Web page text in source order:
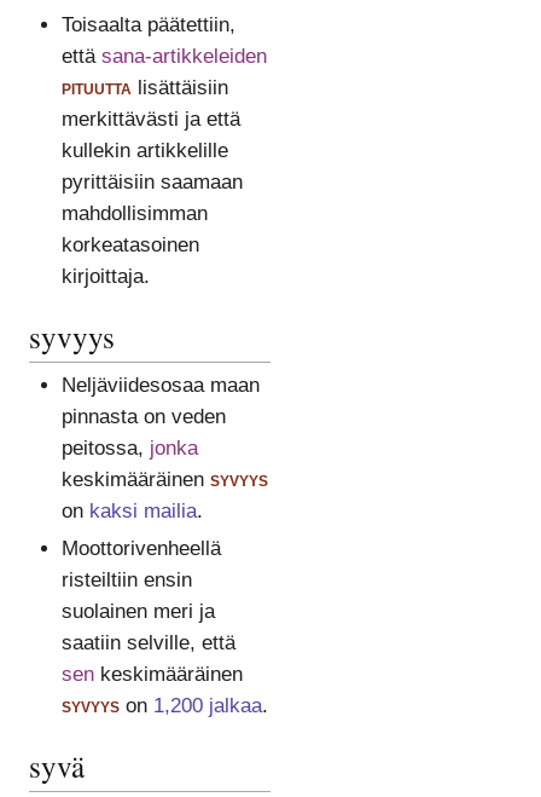
Toisaalta päätettiin,
että sana-artikkeleiden
pituutta lisättäisiin
merkittävästi ja että
kullekin artikkelille
pyrittäisiin saamaan
mahdollisimman
korkeatasoinen
kirjoittaja.
syvyys
Neljäviidesosaa maan
pinnasta on veden
peitossa, jonka
keskimääräinen syvyys
on kaksi mailia.
Moottorivenheellä
risteiltiin ensin
suolainen meri ja
saatiin selville, että
senkeskimääräinen
syvyyson 1,200 jalkaa.
syvä